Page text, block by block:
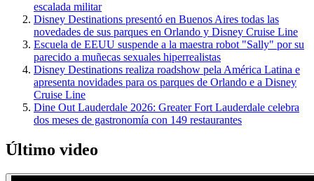
escalada militar
Disney Destinations presentó en Buenos Aires todas las
novedades de sus parques en Orlando y Disney Cruise Line
Escuela de EEUU suspende a la maestra robot "Sally" por su
parecido a muñecas sexuales hiperrealistas
Disney Destinations realiza roadshow pela América Latina e
apresenta novidades para os parques de Orlando e a Disney
Cruise Line
Dine Out Lauderdale 2026: Greater Fort Lauderdale celebra
dos meses de gastronomía con 149 restaurantes
Último video